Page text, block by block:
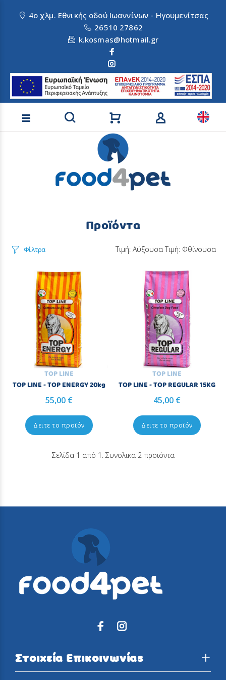
4ο χλμ. Εθνικής οδού Ιωαννίνων - Ηγουμενίτσας
26510 27862
k.kosmas@hotmail.gr
Αναζήτηση προϊόντων
Προϊόντα
Φίλτρα Τιμή: Αύξουσα Τιμή: Φθίνουσα
TOP LINE
TOP LINE - TOP ENERGY 20kg
55,00 €
Δειτε το προϊόν
TOP LINE
TOP LINE - TOP REGULAR 15KG
45,00 €
Δειτε το προϊόν
Σελίδα 1 από 1. Συνολικα 2 προιόντα
Στοιχεία Επικοινωνίας